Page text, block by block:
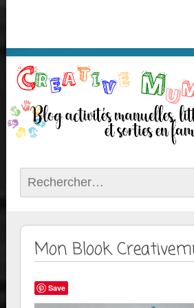
Rechercher :
Mon Blook
Save